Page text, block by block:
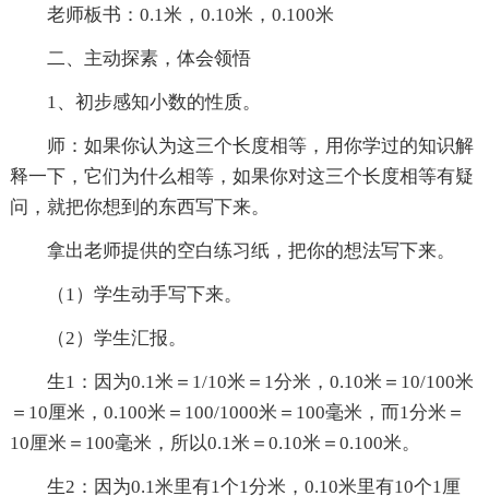
老师板书：0.1米，0.10米，0.100米
二、主动探素，体会领悟
1、初步感知小数的性质。
师：如果你认为这三个长度相等，用你学过的知识解
释一下，它们为什么相等，如果你对这三个长度相等有疑
问，就把你想到的东西写下来。
拿出老师提供的空白练习纸，把你的想法写下来。
（1）学生动手写下来。
（2）学生汇报。
生1：因为0.1米＝1/10米＝1分米，0.10米＝10/100米
＝10厘米，0.100米＝100/1000米＝100毫米，而1分米＝
10厘米＝100毫米，所以0.1米＝0.10米＝0.100米。
生2：因为0.1米里有1个1分米，0.10米里有10个1厘